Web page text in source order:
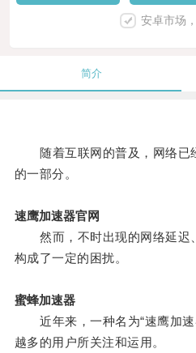
安卓市场
简介
随着互联网的普及，网络已
的一部分。
速鹰加速器官网
然而，不时出现的网络延迟
构成了一定的困扰。
蜜蜂加速器
近年来，一种名为“速鹰加速
越多的用户所关注和运用。